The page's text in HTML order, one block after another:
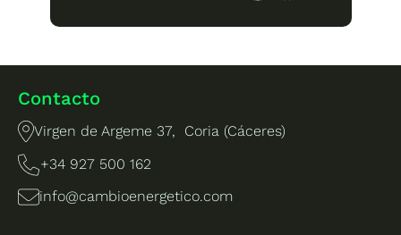
Contacto
Virgen de Argeme 37, Coria (Cáceres)
+34 927 500 162
info@cambioenergetico.com